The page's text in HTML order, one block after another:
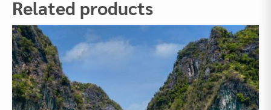
Related products